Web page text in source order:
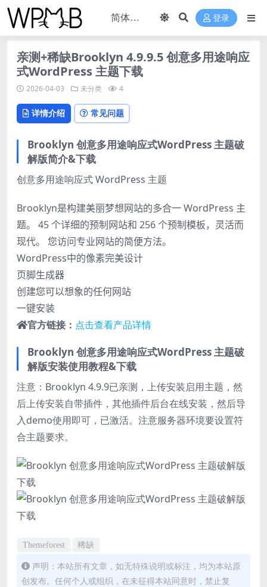
登录
亲测+稀缺Brooklyn 4.9.9.5 创意多用途响应
式WordPress 主题下载
2026-04-03 未分类 4
详情介绍 常见问题
Brooklyn 创意多用途响应式WordPress 主题破
解版简介&下载
创意多用途响应式 WordPress 主题
Brooklyn是构建美丽梦想网站的多合一 WordPress 主
题。
45 个详细的预制网站和 256 个预制模板，灵活而
现代。
您访问专业网站的简便方法。
WordPress中的像素完美设计
页脚生成器
创建您可以想象的任何网站
一键安装
官方链接： 点击查看产品详情
Brooklyn 创意多用途响应式WordPress 主题破
解版安装使用教程&下载
注意：Brooklyn 4.9.9已亲测，上传安装启用主题，然
后上传安装自带插件，其他插件后台在线安装，然后导
入demo使用即可，已激活。注意服务器环境要设置符
合主题要求。
Themeforest 稀缺
声明：本站所有文章，如无特殊说明或标注，均为本站原
创发布。任何个人或组织，在未征得本站同意时，禁止复